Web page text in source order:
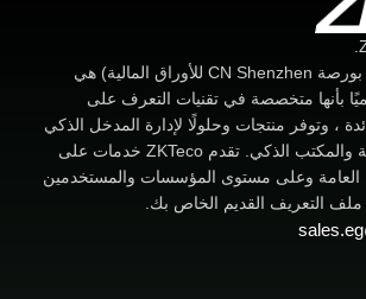
(ZKTeco) (301330: بورصة CN Shenzhen للأوراق المالية) هي
بأنها متخصصة في تقنيات التعرف على
، وتوفر منتجات وحلولًا لإدارة المدخل الذكي
ومصادقة الهوية الذكية والمكتب الذكي. تقدم ZKTeco خدمات على
العامة وعلى مستوى المؤسسات والمستخدمين
التعريف القديم الخاص بك.